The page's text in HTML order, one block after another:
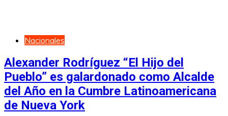
Nacionales
Alexander Rodríguez “El Hijo del
Pueblo” es galardonado como Alcalde
del Año en la Cumbre Latinoamericana
de Nueva York